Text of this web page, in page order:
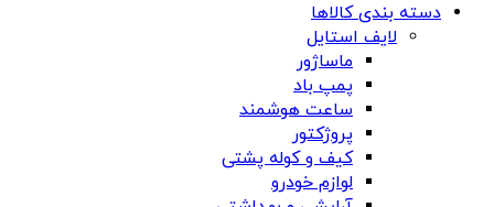
دسته بندی کالاها
لایف استایل
ماساژور
پمپ باد
ساعت هوشمند
پروژکتور
کیف و کوله پشتی
لوازم خودرو